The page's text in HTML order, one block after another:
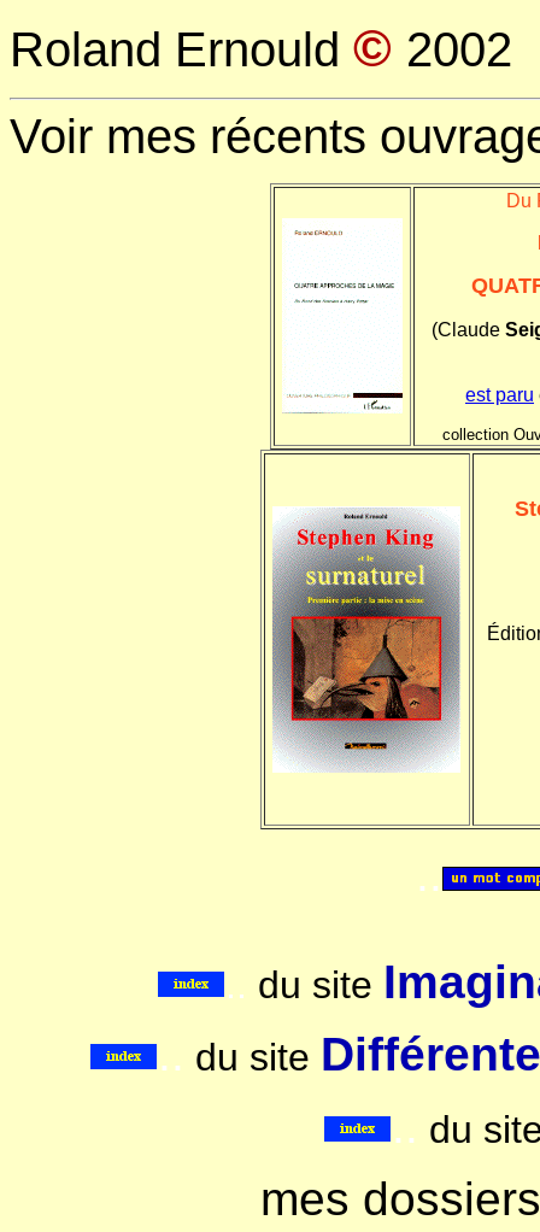
Roland Ernould © 2002
Voir mes récents
Du
(Claude
est paru
collection
..
.. du site
.. du site
.. du
mes